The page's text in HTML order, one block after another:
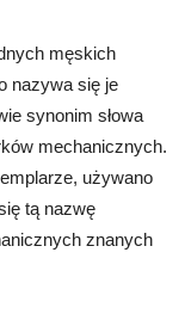
męskich
nazywa się je
synonim słowa
mechanicznych.
używano
tą nazwę
znanych